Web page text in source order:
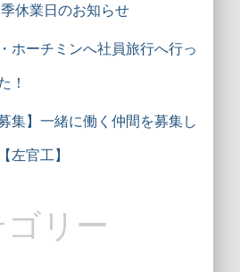
休業日のお知らせ
ホーチミンへ社員旅行へ行っ
！
集】一緒に働く仲間を募集し
左官工】
ゴリー